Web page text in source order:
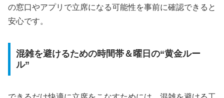
の窓口やアプリで立席になる可能性を事前に確認できると
安心です。
混雑を避けるための時間帯＆曜日の“黄金ルー
ル”